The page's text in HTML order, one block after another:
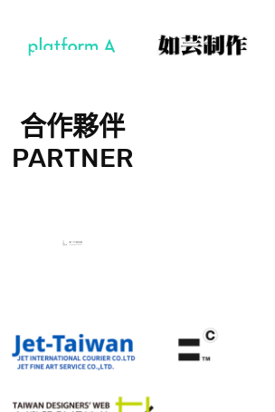
合作夥伴
PARTNER